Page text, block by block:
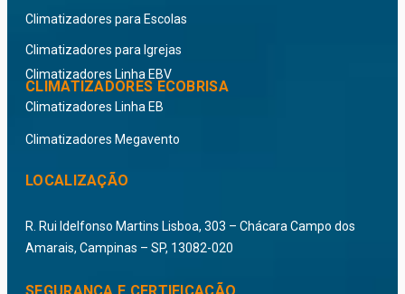
CLIMATIZADORES ECOBRISA
Climatizadores Linha EBV
Climatizadores Linha EB
Climatizadores Megavento
Climatizadores para Escolas
Climatizadores para Igrejas
LOCALIZAÇÃO
R. Rui Idelfonso Martins Lisboa, 303 – Chácara Campo dos
Amarais, Campinas – SP, 13082-020